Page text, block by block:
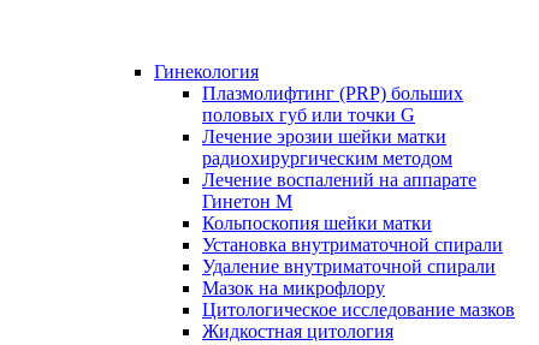
Гинекология
Плазмолифтинг (PRP) больших
половых губ или точки G
Лечение эрозии шейки матки
радиохирургическим методом
Лечение воспалений на аппарате
Гинетон М
Кольпоскопия шейки матки
Установка внутриматочной спирали
Удаление внутриматочной спирали
Мазок на микрофлору
Цитологическое исследование мазков
Жидкостная цитология